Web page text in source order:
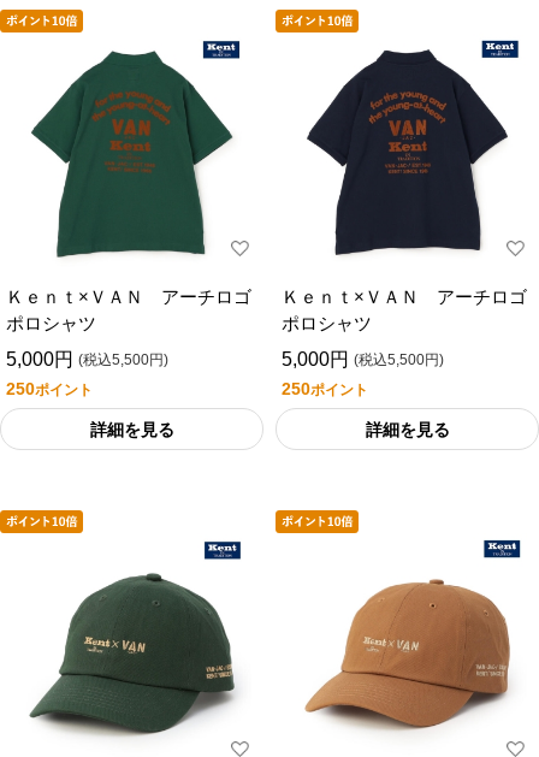
Ｋｅｎｔ×ＶＡＮ アーチロゴ
ポロシャツ
5,000円 (税込5,500円)
250ポイント
詳細を見る
Ｋｅｎｔ×ＶＡＮ アーチロゴ
ポロシャツ
5,000円 (税込5,500円)
250ポイント
詳細を見る